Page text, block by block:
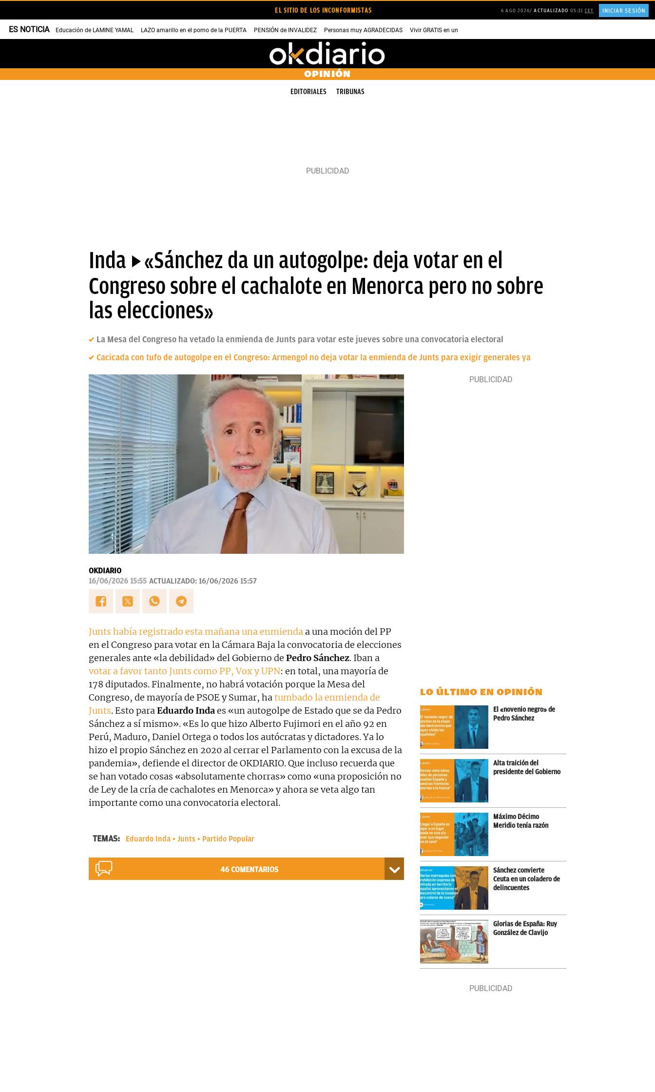
EL SITIO DE LOS INCONFORMISTAS 6 AGO 2026 ACTUALIZADO 05:31CET INICIAR SESIÓN
ES NOTICIA Educación de LAMINE YAMAL LAZO amarillo en el pomo de la PUERTA PENSIÓN de INVALIDEZ Personas muy AGRADECIDAS Vivir GRATIS en una ISLA en GRECIA
OPINIÓN
EDITORIALES TRIBUNAS
Inda g«Sánchez da un autogolpe: deja votar en el
Congreso sobre el cachalote en Menorca pero no sobre
las elecciones»
La Mesa del Congreso ha vetado la enmienda de Junts para votar este jueves sobre una convocatoria electoral
Cacicada con tufo de autogolpe en el Congreso: Armengol no deja votar la enmienda de Junts para exigir generales ya
OKDIARIO
16/06/2026 15:55 ACTUALIZADO: 16/06/2026 15:57
Junts había registrado esta mañana una enmienda a una moción del PP
en el Congreso para votar en la Cámara Baja la convocatoria de elecciones
generales ante «la debilidad» del Gobierno de Pedro Sánchez. Iban a
votar a favor tanto Junts como PP, Vox y UPN: en total, una mayoría de
178 diputados. Finalmente, no habrá votación porque la Mesa del
Congreso, de mayoría de PSOE y Sumar, ha tumbado la enmienda de
Junts. Esto para Eduardo Indaes «un autogolpe de Estado que se da Pedro
Sánchez a sí mismo». «Es lo que hizo Alberto Fujimori en el año 92 en
Perú, Maduro, Daniel Ortega o todos los autócratas y dictadores. Ya lo
hizo el propio Sánchez en 2020 al cerrar el Parlamento con la excusa de la
pandemia», defiende el director de OKDIARIO. Que incluso recuerda que
se han votado cosas «absolutamente chorras» como «una proposición no
de Ley de la cría de cachalotes en Menorca» y ahora se veta algo tan
importante como una convocatoria electoral.
TEMAS: Eduardo Inda Junts Partido Popular
46COMENTARIOS
LO ÚLTIMO EN OPINIÓN
El «novenio negro» de
Pedro Sánchez
Alta traición del
presidente del Gobierno
Máximo Décimo
Meridio tenía razón
Sánchez convierte
Ceuta en un coladero de
delincuentes
Glorias de España: Ruy
González de Clavijo